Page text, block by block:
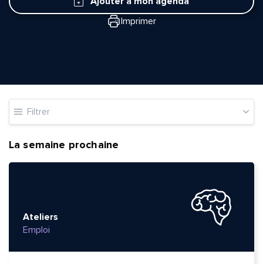
Imprimer
Filtrer
La semaine prochaine
Ateliers
Emploi